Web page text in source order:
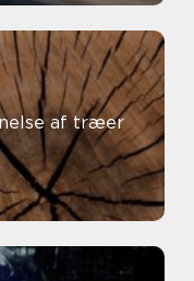
af træer